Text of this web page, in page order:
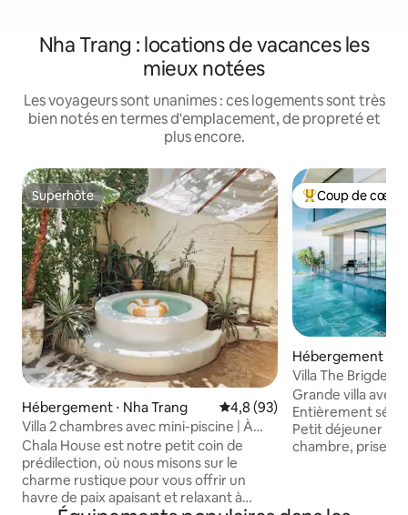
Nha Trang : locations de vacances les
mieux notées
Les voyageurs sont unanimes : ces logements sont très
bien notés en termes d'emplacement, de propreté et
plus encore.
Superhôte
Superhôte
Hébergement ⋅ Nha Trang Évaluation moyenne sur la
4,8 (93)
Villa 2 chambres avec mini-piscine | À
3 min de la plage
Chala House est notre petit coin de
prédilection, où nous misons sur le
charme rustique pour vous offrir un
havre de paix apaisant et relaxant à
Coups de cœur
Coup de cœur
Hébergement ⋅
Villa The Brigde
privée et petit
Grande villa avec
Entièrement
Petit déjeuner
chambre, prise